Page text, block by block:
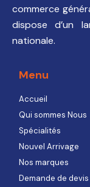
commerce
dispose d’un
nationale.
Menu
Accueil
Qui sommes Nous
Spécialités
Nouvel Arrivage
Nos marques
Demande de devis